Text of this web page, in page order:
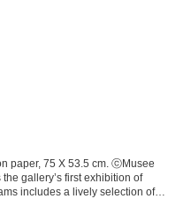
paper, 75 X 53.5 cm. ⓒMusee
gallery’s first exhibition of
includes a lively selection of